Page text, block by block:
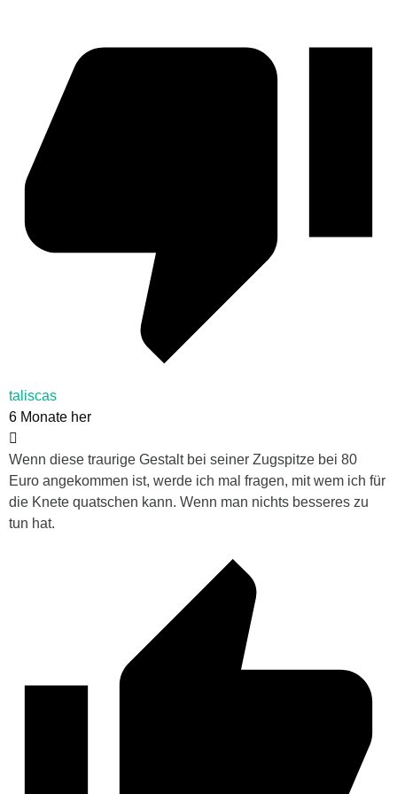
taliscas
6 Monate her
Wenn diese traurige Gestalt bei seiner Zugspitze bei 80
Euro angekommen ist, werde ich mal fragen, mit wem ich für
die Knete quatschen kann. Wenn man nichts besseres zu
tun hat.